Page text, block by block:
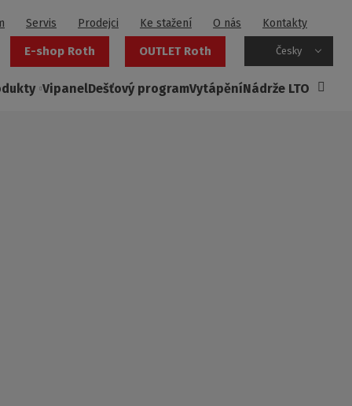
Servis Prodejci Ke stažení O nás Kontakty
E-shop Roth OUTLET Roth Česky
VipanelDešťový programVytápěníNádrže LTO